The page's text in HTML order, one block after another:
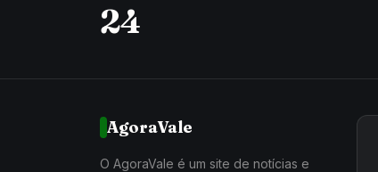
24
AgoraVale
O AgoraVale é um site de notícias e